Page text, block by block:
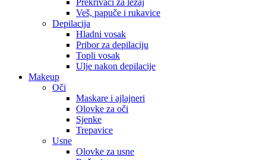
Prekrivači za ležaj
Veš, papuče i rukavice
Depilacija
Hladni vosak
Pribor za depilaciju
Topli vosak
Ulje nakon depilacije
Makeup
Oči
Maskare i ajlajneri
Olovke za oči
Sjenke
Trepavice
Usne
Olovke za usne